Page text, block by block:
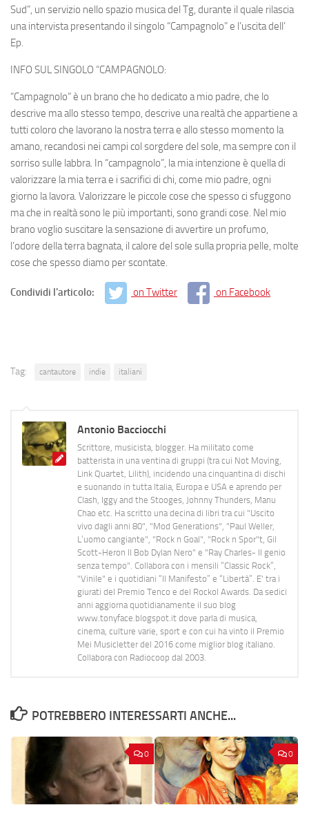
Sud”, un servizio nello spazio musica del Tg, durante il quale rilascia
una intervista presentando il singolo “Campagnolo” e l’uscita dell’
Ep.
INFO SUL SINGOLO “CAMPAGNOLO:
“Campagnolo” è un brano che ho dedicato a mio padre, che lo
descrive ma allo stesso tempo, descrive una realtà che appartiene a
tutti coloro che lavorano la nostra terra e allo stesso momento la
amano, recandosi nei campi col sorgdere del sole, ma sempre con il
sorriso sulle labbra. In “campagnolo”, la mia intenzione è quella di
valorizzare la mia terra e i sacrifici di chi, come mio padre, ogni
giorno la lavora. Valorizzare le piccole cose che spesso ci sfuggono
ma che in realtà sono le più importanti, sono grandi cose. Nel mio
brano voglio suscitare la sensazione di avvertire un profumo,
l’odore della terra bagnata, il calore del sole sulla propria pelle, molte
cose che spesso diamo per scontate.
Condividi l'articolo: on Twitter on Facebook
Tag: cantautore indie italiani
Antonio Bacciocchi
Scrittore, musicista, blogger. Ha militato come
batterista in una ventina di gruppi (tra cui Not Moving,
Link Quartet, Lilith), incidendo una cinquantina di dischi
e suonando in tutta Italia, Europa e USA e aprendo per
Clash, Iggy and the Stooges, Johnny Thunders, Manu
Chao etc. Ha scritto una decina di libri tra cui "Uscito
vivo dagli anni 80", "Mod Generations", "Paul Weller,
L’uomo cangiante", "Rock n Goal", "Rock n Spor"t, Gil
Scott-Heron Il Bob Dylan Nero" e "Ray Charles- Il genio
senza tempo". Collabora con i mensili “Classic Rock”,
"Vinile" e i quotidiani “Il Manifesto” e “Libertà”. E' tra i
giurati del Premio Tenco e del Rockol Awards. Da sedici
anni aggiorna quotidianamente il suo blog
www.tonyface.blogspot.it dove parla di musica,
cinema, culture varie, sport e con cui ha vinto il Premio
Mei Musicletter del 2016 come miglior blog italiano.
Collabora con Radiocoop dal 2003.
POTREBBERO INTERESSARTI ANCHE...
0 0